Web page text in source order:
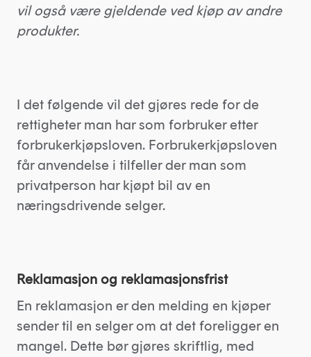
vil også være gjeldende ved kjøp av andre
produkter.
I det følgende vil det gjøres rede for de
rettigheter man har som forbruker etter
forbrukerkjøpsloven. Forbrukerkjøpsloven
får anvendelse i tilfeller der man som
privatperson har kjøpt bil av en
næringsdrivende selger.
Reklamasjon og reklamasjonsfrist
En reklamasjon er den melding en kjøper
sender til en selger om at det foreligger en
mangel. Dette bør gjøres skriftlig, med